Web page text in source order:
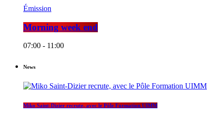
Émission
Morning week end
07:00 - 11:00
News
Miko Saint-Dizier recrute, avec le Pôle Formation UIMM